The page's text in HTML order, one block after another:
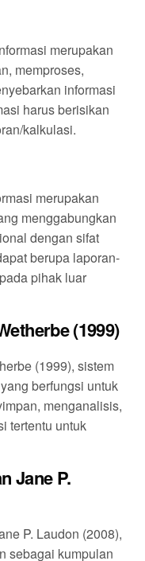
merupakan
memproses,
informasi
harus berisikan
kalkulasi.
merupakan
menggabungkan
dengan sifat
berupa laporan-
pihak luar
(1999)
(1999), sistem
berfungsi untuk
menganalisis,
tertentu untuk
Jane P.
P. Laudon (2008),
sebagai kumpulan